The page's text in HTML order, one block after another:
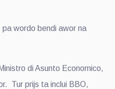
wordo bendi awor na
di Asunto Economico,
Tur prijs ta inclui BBO,